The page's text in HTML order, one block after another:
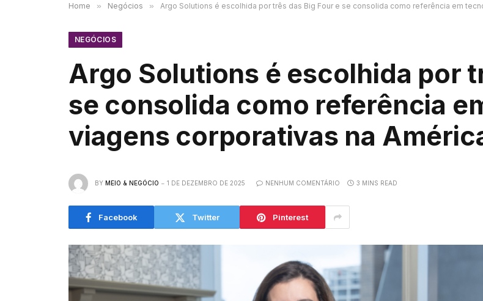
Home » Negócios » Argo Solutions é escolhida por três das Big Four e se consolida como referência em
NEGÓCIOS
Argo Solutions é escolhida por
se consolida como referência
viagens corporativas na
BY MEIO & NEGÓCIO 1 DE DEZEMBRO DE 2025 NENHUM COMENTÁRIO 3 MINS READ
Facebook Twitter Pinterest